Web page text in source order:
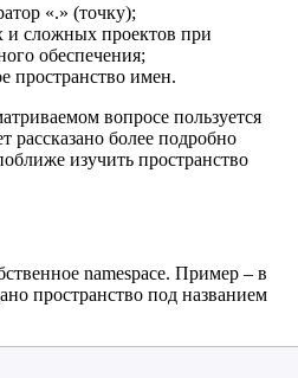
«.» (точку);
и сложных проектов при
обеспечения;
пространство имен.
вопросе пользуется
рассказано более подробно
изучить пространство
namespace. Пример – в
пространство под названием